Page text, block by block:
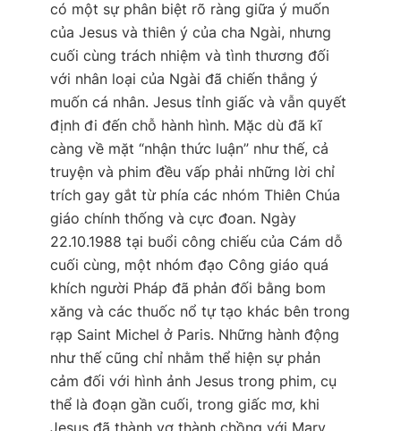
có một sự phân biệt rõ ràng giữa ý muốn
của Jesus và thiên ý của cha Ngài, nhưng
cuối cùng trách nhiệm và tình thương đối
với nhân loại của Ngài đã chiến thắng ý
muốn cá nhân. Jesus tỉnh giấc và vẫn quyết
định đi đến chỗ hành hình. Mặc dù đã kĩ
càng về mặt “nhận thức luận” như thế, cả
truyện và phim đều vấp phải những lời chỉ
trích gay gắt từ phía các nhóm Thiên Chúa
giáo chính thống và cực đoan. Ngày
22.10.1988 tại buổi công chiếu của Cám dỗ
cuối cùng, một nhóm đạo Công giáo quá
khích người Pháp đã phản đối bằng bom
xăng và các thuốc nổ tự tạo khác bên trong
rạp Saint Michel ở Paris. Những hành động
như thế cũng chỉ nhằm thể hiện sự phản
cảm đối với hình ảnh Jesus trong phim, cụ
thể là đoạn gần cuối, trong giấc mơ, khi
Jesus đã thành vợ thành chồng với Mary